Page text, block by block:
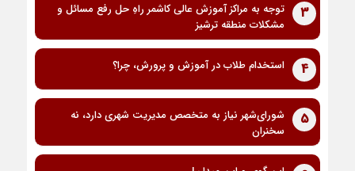
3
توجه به مراکز آموزش عالی کاشمر راهِ حل رفع مسائل و
مشکلات منطقه ترشیز
4 استخدام طلاب در آموزش و پرورش، چرا؟
5
شورای‌شهر نیاز به متخصص مدیریت شهری دارد، نه
سخنران